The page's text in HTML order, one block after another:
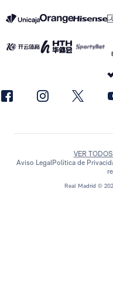
Real Madrid ©
VER
Aviso LegalPolítica de